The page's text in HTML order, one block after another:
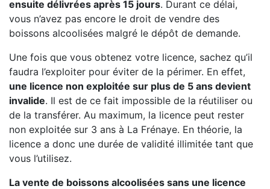
ensuite délivrées après 15 jours. Durant ce délai,
vous n’avez pas encore le droit de vendre des
boissons alcoolisées malgré le dépôt de demande.
Une fois que vous obtenez votre licence, sachez qu’il
faudra l’exploiter pour éviter de la périmer. En effet,
une licence non exploitée sur plus de 5 ans devient
invalide. Il est de ce fait impossible de la réutiliser ou
de la transférer. Au maximum, la licence peut rester
non exploitée sur 3 ans à La Frénaye. En théorie, la
licence a donc une durée de validité illimitée tant que
vous l’utilisez.
La vente de boissons alcoolisées sans une licence